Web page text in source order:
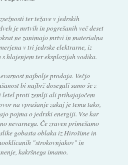
ter težave v jedrskih
je mrtvih in pogrešanih več deset
ne zanimajo mrtvi in materialna
v tri jedrske elektrarne, iz
hlajenjem ter eksplozijah vodika.
najbolje prodaja. Večjo
bi najbrž dosegali samo še z
letel proti zemlji ali prihajajočem
na vprašanje zakaj je temu tako,
pojma o jedrski energiji. Vse kar
nevarnega. Če zraven primešamo
gobasta oblaka iz Hirošime in
"strokovnjakov" in
kakršnega imamo.